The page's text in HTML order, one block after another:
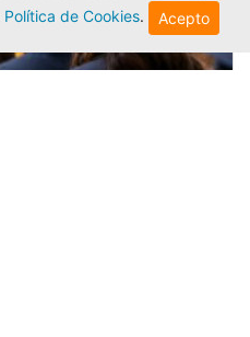
Política de Cookies. Acepto